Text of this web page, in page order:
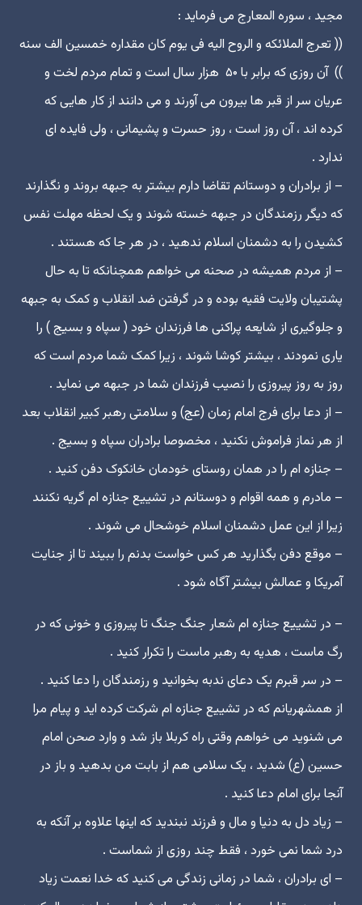
مجید ، سوره المعارج مى فرماید :
(( تعرج الملائکه و الروح الیه فى یوم کان مقداره خمسین الف سنه
))‎ ‏آن روزى که برابر با ۵۰ هزار سال است و تمام مردم لخت و
عریان سر از قبر ها بیرون مى آورند و مى دانند از کار هایى که
کرده اند ، آن روز است ، روز حسرت و پشیمانى ، ولى فایده اى
ندارد .
– از برادران و دوستانم تقاضا دارم بیشتر به جبهه بروند و نگذارند
که دیگر رزمندگان در جبهه خسته شوند و یک لحظه مهلت نفس
کشیدن را به دشمنان اسلام ندهید ، در هر جا که هستند .
– از مردم همیشه در صحنه مى خواهم همچنانکه تا به حال
پشتیبان ولایت فقیه بوده و در گرفتن ضد انقلاب و کمک به جبهه
و جلوگیرى از شایعه پراکنى ها فرزندان خود ( سپاه و بسیج ) را
یارى نمودند ، بیشتر کوشا شوند ، زیرا کمک شما مردم است که
روز به روز پیروزى را نصیب فرزندان شما در جبهه مى نماید .
– از دعا براى فرج امام زمان (عج) و سلامتى رهبر کبیر انقلاب بعد
از هر نماز فراموش نکنید ، مخصوصا برادران سپاه و بسیج .
– جنازه ام را در همان روستاى خودمان خانکوک دفن کنید .
– مادرم و همه اقوام و دوستانم در تشییع جنازه ام گریه نکنند
زیرا از این عمل دشمنان اسلام خوشحال مى شوند .
– موقع دفن بگذارید هر کس خواست بدنم را ببیند تا از جنایت
آمریکا و عمالش بیشتر آگاه شود .
– در تشییع جنازه ام شعار جنگ جنگ تا پیروزى و خونى که در
رگ ماست ، هدیه به رهبر ماست را تکرار کنید .
– در سر قبرم یک دعاى ندبه بخوانید و رزمندگان را دعا کنید .
از همشهریانم که در تشییع جنازه ام شرکت کرده اید و پیام مرا
مى شنوید مى خواهم وقتى راه کربلا باز شد و وارد صحن امام
حسین (ع) شدید ، یک سلامى هم از بابت من بدهید و باز در
آنجا براى امام دعا کنید .
– زیاد دل به دنیا و مال و فرزند نبندید که اینها علاوه بر آنکه به
درد شما نمى خورد ، فقط چند روزى از شماست .
– اى برادران ، شما در زمانى زندگى مى کنید که خدا نعمت زیاد